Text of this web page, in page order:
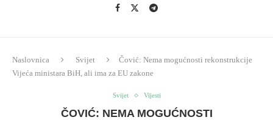
Naslovnica Svijet
Čović: Nema mogućnosti rekonstrukcije
Vijeća ministara BiH, ali ima za EU zakone
Svijet Vijesti
ČOVIĆ: NEMA MOGUĆNOSTI